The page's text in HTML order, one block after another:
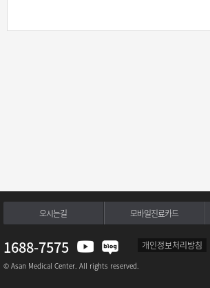
오시는길 모바일진료카드
1688-7575 개인정보처리방침
© Asan Medical Center. All rights reserved.